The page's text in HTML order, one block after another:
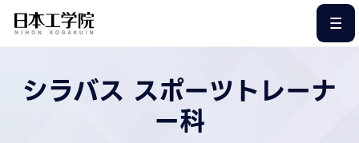
シラバス スポーツトレーナ
ー科